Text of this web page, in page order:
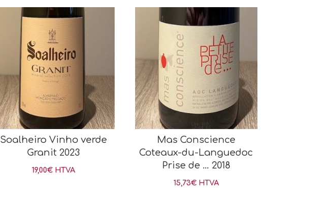
Soalheiro Vinho verde
Granit 2023
19,00€ HTVA
Mas Conscience
Coteaux-du-Languedoc
Prise de … 2018
15,73€ HTVA